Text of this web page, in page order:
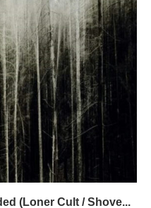
(Loner Cult / Shove...